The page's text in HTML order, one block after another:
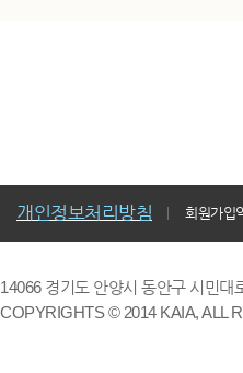
개인정보처리방침 회원가입
14066 경기도 안양시 동안구 시민
COPYRIGHTS © 2014 KAIA, ALL